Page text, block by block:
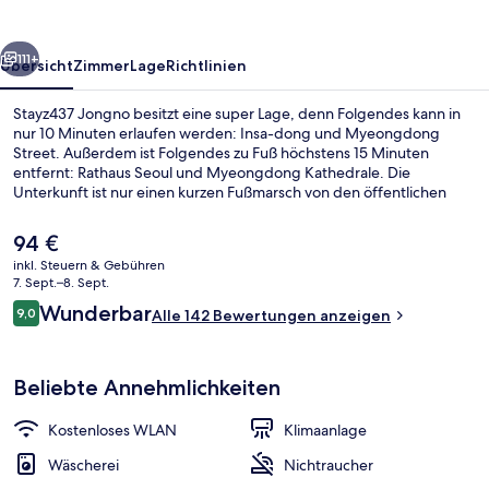
Weiter
111+
ÜbersichtZimmerLageRichtlinien
Stayz437 Jongno besitzt eine super Lage, denn Folgendes kann in
nur 10 Minuten erlaufen werden: Insa-dong und Myeongdong
Street. Außerdem ist Folgendes zu Fuß höchstens 15 Minuten
entfernt: Rathaus Seoul und Myeongdong Kathedrale. Die
Unterkunft ist nur einen kurzen Fußmarsch von den öffentlichen
(Station Jonggak) bzw. 5 Minuten (Station Euljiro 1-ga).
Der
aktuelle
Preis
beträgt
94 €.
94 €
inkl. Steuern & Gebühren
7. Sept.–8. Sept.
Bewertungen
9,09,0 von 10.
WunderbarAlle 142 Bewertungen anzeigen
Beliebte Annehmlichkeiten
Kostenloses WLAN
Klimaanlage
Wäscherei
Nichtraucher